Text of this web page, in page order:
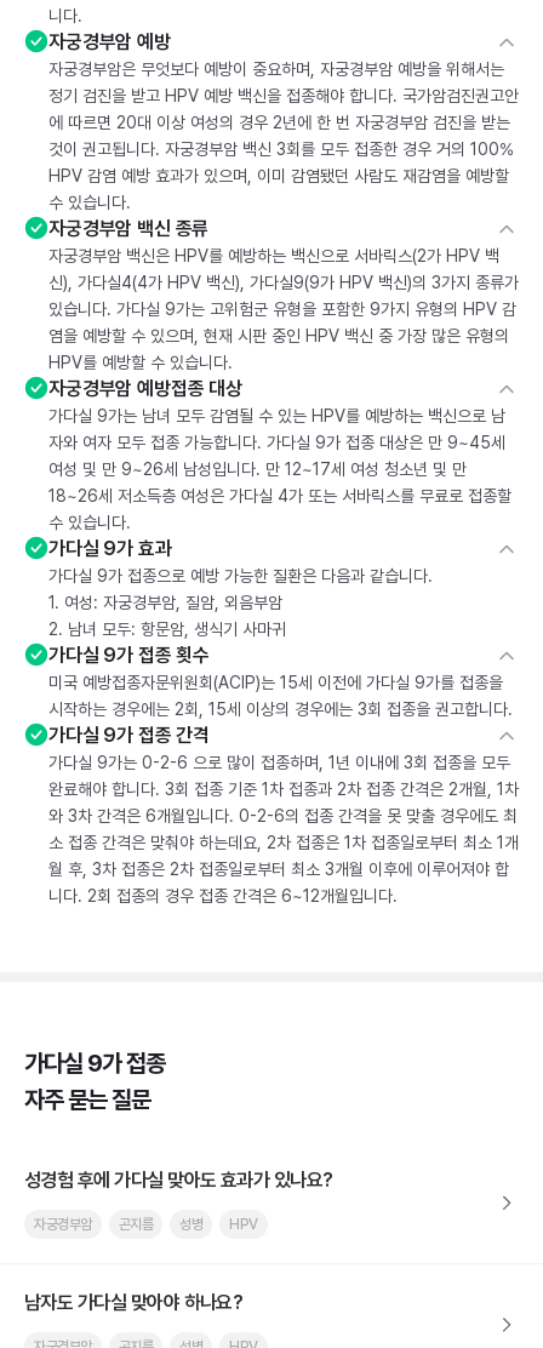
니다.
자궁경부암 예방
자궁경부암은 무엇보다 예방이 중요하며, 자궁경부암 예방을 위해서는
정기 검진을 받고 HPV 예방 백신을 접종해야 합니다. 국가암검진권고안
에 따르면 20대 이상 여성의 경우 2년에 한 번 자궁경부암 검진을 받는
것이 권고됩니다. 자궁경부암 백신 3회를 모두 접종한 경우 거의 100%
HPV 감염 예방 효과가 있으며, 이미 감염됐던 사람도 재감염을 예방할
수 있습니다.
자궁경부암 백신 종류
자궁경부암 백신은 HPV를 예방하는 백신으로 서바릭스(2가 HPV 백
신), 가다실4(4가 HPV 백신), 가다실9(9가 HPV 백신)의 3가지 종류가
있습니다. 가다실 9가는 고위험군 유형을 포함한 9가지 유형의 HPV 감
염을 예방할 수 있으며, 현재 시판 중인 HPV 백신 중 가장 많은 유형의
HPV를 예방할 수 있습니다.
자궁경부암 예방접종 대상
가다실 9가는 남녀 모두 감염될 수 있는 HPV를 예방하는 백신으로 남
자와 여자 모두 접종 가능합니다. 가다실 9가 접종 대상은 만 9~45세
여성 및 만 9~26세 남성입니다. 만 12~17세 여성 청소년 및 만
18~26세 저소득층 여성은 가다실 4가 또는 서바릭스를 무료로 접종할
수 있습니다.
가다실 9가 효과
가다실 9가 접종으로 예방 가능한 질환은 다음과 같습니다.
1. 여성: 자궁경부암, 질암, 외음부암
2. 남녀 모두: 항문암, 생식기 사마귀
가다실 9가 접종 횟수
미국 예방접종자문위원회(ACIP)는 15세 이전에 가다실 9가를 접종을
시작하는 경우에는 2회, 15세 이상의 경우에는 3회 접종을 권고합니다.
가다실 9가 접종 간격
가다실 9가는 0-2-6 으로 많이 접종하며, 1년 이내에 3회 접종을 모두
완료해야 합니다. 3회 접종 기준 1차 접종과 2차 접종 간격은 2개월, 1차
와 3차 간격은 6개월입니다. 0-2-6의 접종 간격을 못 맞출 경우에도 최
소 접종 간격은 맞춰야 하는데요, 2차 접종은 1차 접종일로부터 최소 1개
월 후, 3차 접종은 2차 접종일로부터 최소 3개월 이후에 이루어져야 합
니다. 2회 접종의 경우 접종 간격은 6~12개월입니다.
가다실 9가 접종
자주 묻는 질문
성경험 후에 가다실 맞아도 효과가 있나요?
자궁경부암 곤지름 성병 HPV
남자도 가다실 맞아야 하나요?